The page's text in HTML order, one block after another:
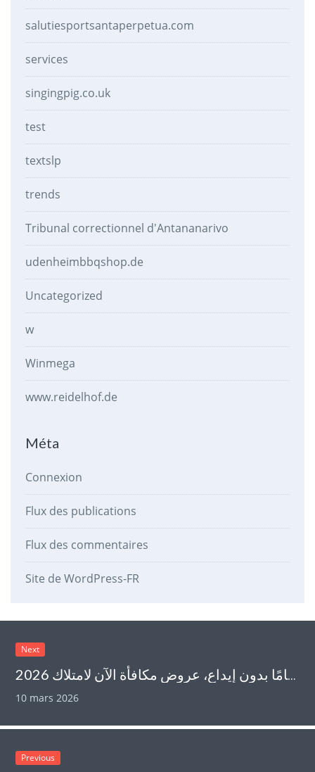
salutiesportsantaperpetua.com
services
singingpig.co.uk
test
textslp
trends
Tribunal correctionnel d'Antananarivo
udenheimbbqshop.de
Uncategorized
w
Winmega
www.reidelhof.de
Méta
Connexion
Flux des publications
Flux des commentaires
Site de WordPress-FR
Next
أفضل 300 دورة مجانية تمامًا بدون إيداع، عروض مكافأة الآن لامتلاك 2026
10 mars 2026
Previous